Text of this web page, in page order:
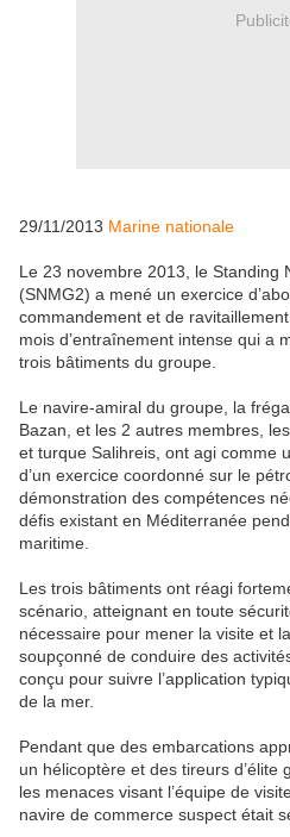
29/11/2013 Marine nationale
Le 23 novembre 2013, le Standing
(SNMG2) a mené un exercice
commandement et de
mois d’entraînement intense qui a
trois bâtiments du groupe.
Le navire-amiral du groupe, la
Bazan, et les 2 autres membres,
et turque Salihreis, ont agi comme
d’un exercice coordonné sur le
démonstration des compétences
défis existant en Méditerranée
maritime.
Les trois bâtiments ont réagi
scénario, atteignant en toute
nécessaire pour mener la visite et
soupçonné de conduire des
conçu pour suivre l’application
de la mer.
Pendant que des embarcations
un hélicoptère et des tireurs
les menaces visant l’équipe de
navire de commerce suspect était